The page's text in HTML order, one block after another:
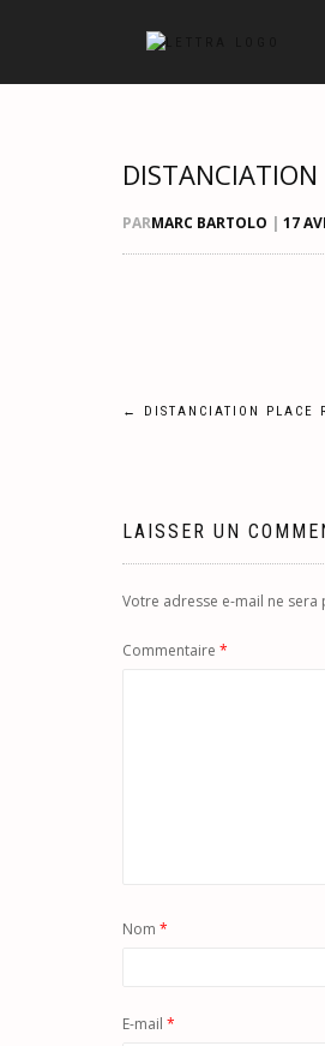
DISTANCIATION
PARMARC BARTOLO | 17
Navigation
l’article
← DISTANCIATION PLACE
LAISSER UN
Votre adresse e-mail ne sera
Commentaire *
Nom *
E-mail *